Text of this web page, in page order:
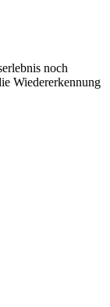
noch
Wiedererkennung